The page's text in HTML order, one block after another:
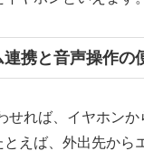
携と音声操作の
せれば、イヤホンか
えば、外出先から